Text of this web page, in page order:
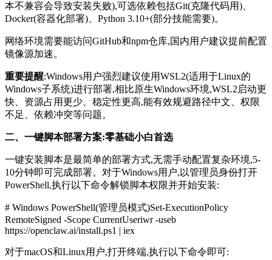
本不兼容会导致安装失败),可选依赖包括Git(克隆代码用)、
Docker(容器化部署)、Python 3.10+(部分技能需要)。
网络环境需要能访问GitHub和npm仓库,国内用户建议提前配置
镜像源加速。
重要提醒:Windows用户强烈建议使用WSL2(适用于Linux的
Windows子系统)进行部署,相比原生Windows环境,WSL2启动更
快、资源占用更少、稳定性更高,能有效规避路径中文、权限
不足、依赖冲突等问题。
二、一键脚本部署方案:零基础小白首选
一键安装脚本是最简单的部署方式,无需手动配置复杂环境,5-
10分钟即可完成部署。对于Windows用户,以管理员身份打开
PowerShell,执行以下命令解锁脚本权限并开始安装:
# Windows PowerShell(管理员模式)Set-ExecutionPolicy
RemoteSigned -Scope CurrentUseriwr -useb
https://openclaw.ai/install.ps1 | iex
对于macOS和Linux用户,打开终端,执行以下命令即可: